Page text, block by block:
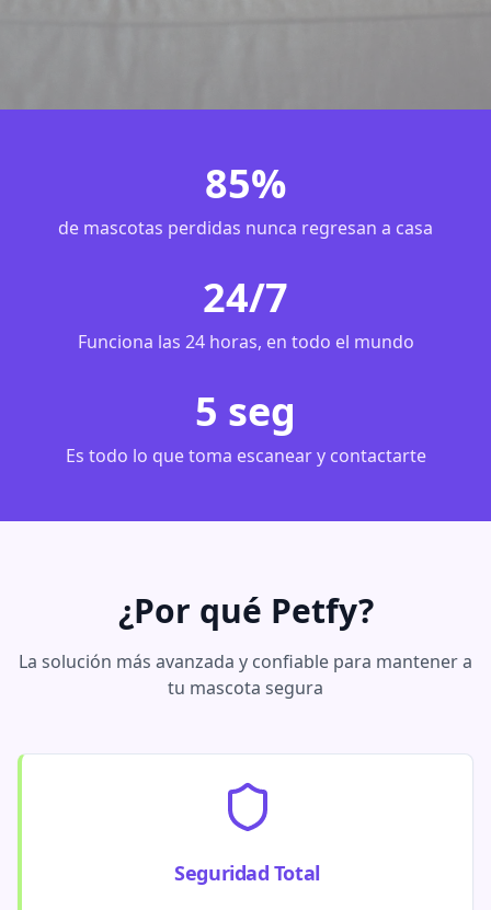
85%
de mascotas perdidas nunca regresan a casa
24/7
Funciona las 24 horas, en todo el mundo
5 seg
Es todo lo que toma escanear y contactarte
¿Por qué Petfy?
La solución más avanzada y confiable para mantener a
tu mascota segura
Seguridad Total